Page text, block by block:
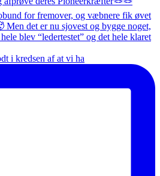
i kredsen af at vi ha